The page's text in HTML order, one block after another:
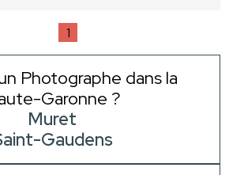
1
Photographe dans la
Garonne ?
Muret
Gaudens